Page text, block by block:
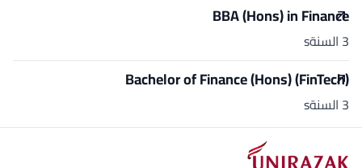
BBA (Hons) in Finance
3 السنةs
Bachelor of Finance (Hons) (FinTech)
3 السنةs